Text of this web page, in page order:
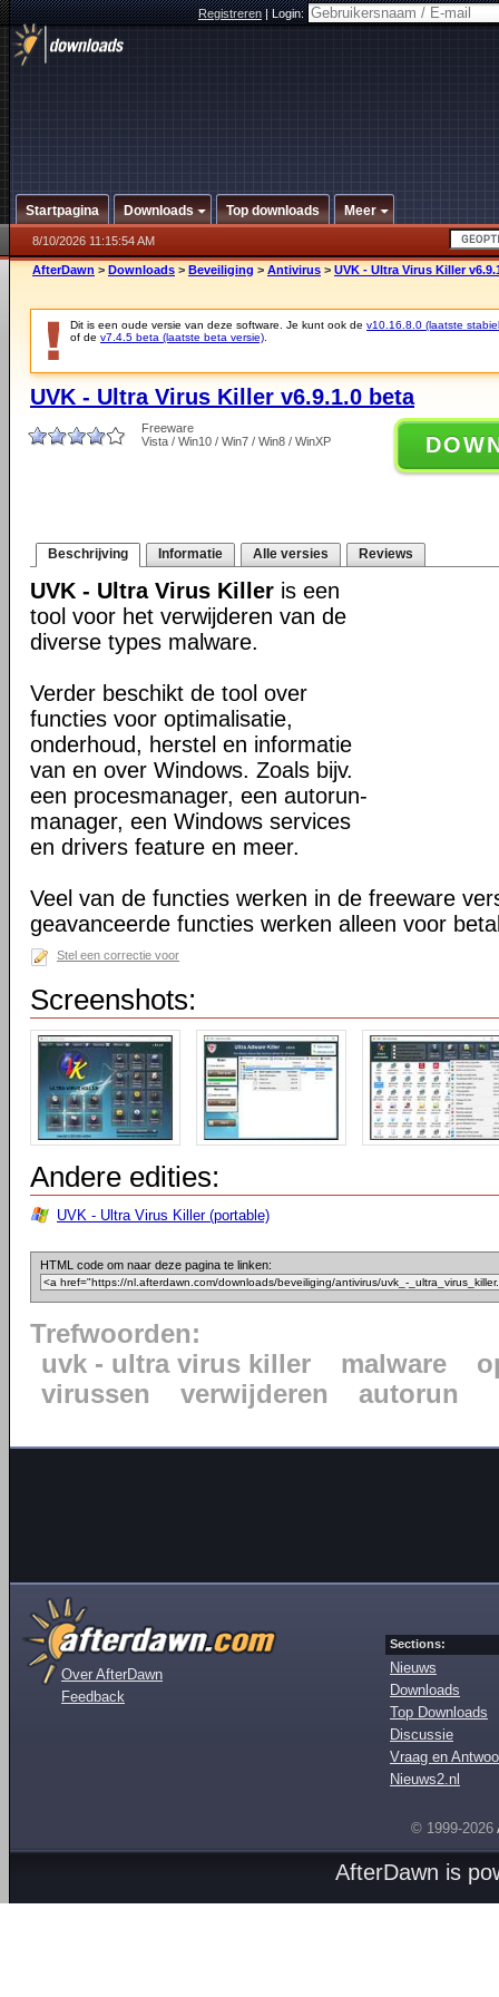
Registreren|Login:
Startpagina Downloads Top downloads Meer
8/10/2026 11:15:54 AM
AfterDawn > Downloads > Beveiliging > Antivirus > UVK - Ultra Virus Killer
Dit is een oude versie van deze software. Je kunt ook de v10.16.8.0 (laatste
of de v7.4.5 beta (laatste beta versie)
UVK - Ultra Virus Killer v6.9.1.0 beta
Freeware
Vista / Win10 / Win7 / Win8 / WinXP
Beschrijving Informatie Alle versies Reviews
UVK - Ultra Virus Killer is een
tool voor het verwijderen van de
diverse types malware.
Verder beschikt de tool over
functies voor optimalisatie,
onderhoud, herstel en informatie
van en over Windows. Zoals bijv.
een procesmanager, een autorun-
manager, een Windows services
en drivers feature en meer.
Veel van de functies werken in de freeware
geavanceerde functies werken alleen voor
Stel een correctie voor
Screenshots:
Andere edities:
UVK - Ultra Virus Killer (portable)
HTML code om naar deze pagina te linken:
Trefwoorden:
uvk - ultra virus killer
malware
virussen
verwijderen autorun
Over AfterDawn
Feedback
Sections:
Nieuws
Downloads
Top Downloads
Discussie
Vraag en
Nieuws2.nl
© 1999-2026
AfterDawn is